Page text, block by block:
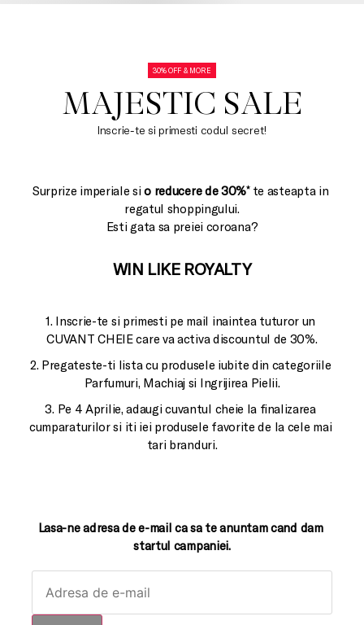
30% OFF & MORE
MAJESTIC SALE
Inscrie-te si primesti codul secret!
Surprize imperiale si o reducere de 30%* te asteapta in
regatul shoppingului.
Esti gata sa preiei coroana?
WIN LIKE ROYALTY
1. Inscrie-te si primesti pe mail inaintea tuturor un
2. Pregateste-ti lista cu produsele iubite din categoriile
Parfumuri, Machiaj si Ingrijirea Pielii.
3. Pe 4 Aprilie, adaugi cuvantul cheie la finalizarea
cumparaturilor si iti iei produsele favorite de la cele mai
tari branduri.
Lasa-ne adresa de e-mail ca sa te anuntam cand dam
startul campaniei.